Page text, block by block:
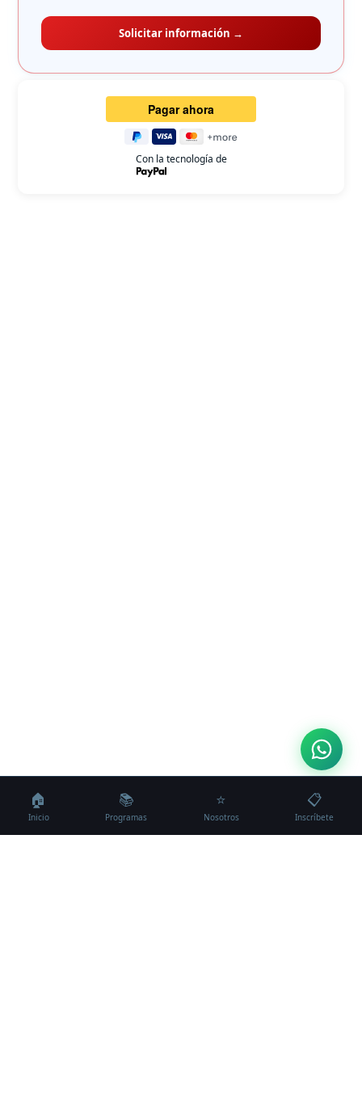
🏠
Inicio
📚
Programas
⭐
Nosotros
📋
Inscríbete
Solicitar información →
Con la tecnología de